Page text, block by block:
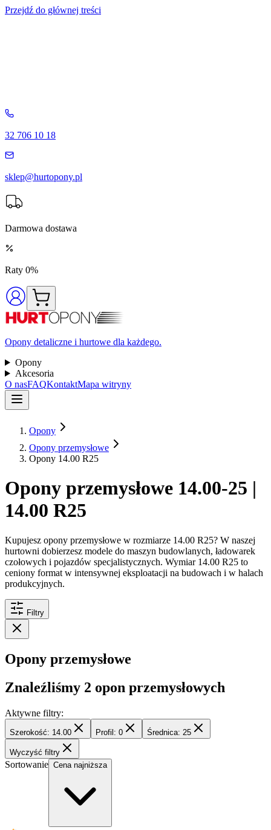
Przejdź do głównej treści
32 706 10 18
sklep@hurtopony.pl
Darmowa dostawa
Raty 0%
Opony detaliczne i hurtowe dla każdego.
Opony
Akcesoria
O nasFAQKontaktMapa witryny
Opony
Opony przemysłowe
Opony 14.00 R25
Opony przemysłowe 14.00-25 |
14.00 R25
Kupujesz opony przemysłowe w rozmiarze 14.00 R25? W naszej
hurtowni dobierzesz modele do maszyn budowlanych, ładowarek
czołowych i pojazdów specjalistycznych. Wymiar 14.00 R25 to
ceniony format w intensywnej eksploatacji na budowach i w halach
produkcyjnych.
Filtry
Opony przemysłowe
Znaleźliśmy 2 opon przemysłowych
Aktywne filtry:
Szerokość: 14.00 Profil: 0 Średnica: 25
Wyczyść filtry
Sortowanie Cena najniższa